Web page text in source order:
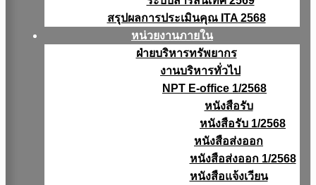
สรุปผลการประเมินคุณ ITA 2568
หน่วยงานภายใน
ฝ่ายบริหารทรัพยากร
งานบริหารทั่วไป
NPT E-office 1/2568
หนังสือรับ
หนังสือรับ 1/2568
หนังสือส่งออก
หนังสือส่งออก 1/2568
หนังสือแจ้งเวียน